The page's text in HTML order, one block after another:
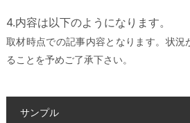
4.内容は以下のようになります。
取材時点での記事内容となります。状況
ることを予めご了承下さい。
サンプル